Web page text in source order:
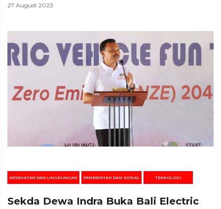
27 August 2023
KESEHATAN DAN LINGKUNGAN PEMERINTAH DAN SOSIAL TEKNOLOGI
Sekda Dewa Indra Buka Bali Electric